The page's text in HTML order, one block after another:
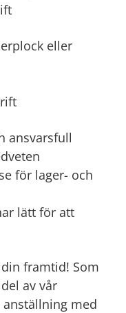
eller
ansvarsfull
för lager- och
lätt för att
framtid! Som
av vår
med